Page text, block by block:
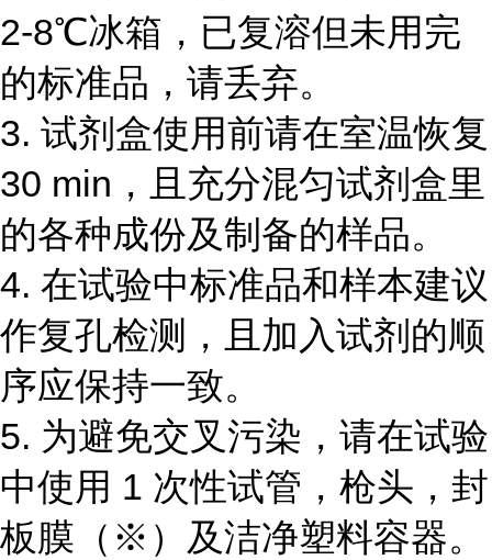
2-8℃冰箱，已复溶但未用完
的标准品，请丢弃。
3. 试剂盒使用前请在室温恢复
30 min ，且充分混匀试剂盒里
的各种成份及制备的样品。
4. 在试验中标准品和样本建议
作复孔检测，且加入试剂的顺
序应保持一致。
5. 为避免交叉污染，请在试验
中使用 1 次性试管，枪头，封
板膜（ ※ ）及洁净塑料容器。